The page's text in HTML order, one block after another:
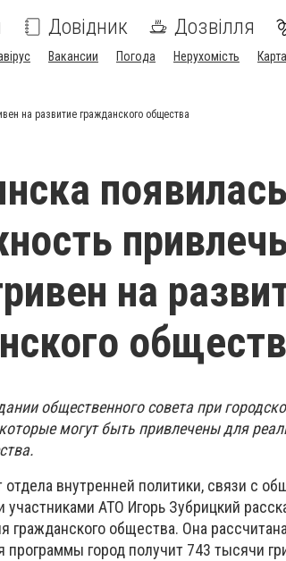
Довідник Дозвілля
Вакансии Погода Нерухомість
на развитие гражданского общества
появилась
на
общественного совета при
могут быть привлечены для
отдела внутренней политики, связи с
АТО Игорь Зубрицкий
гражданского общества. Она
программы город получит 743 тысячи